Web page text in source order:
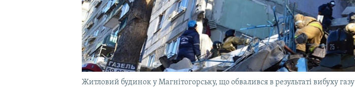
Житловий будинок у Магнітогорську, що обвалився в результаті вибуху газу